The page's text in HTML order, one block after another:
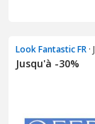
Look Fantastic FR
Jusqu'à -30%